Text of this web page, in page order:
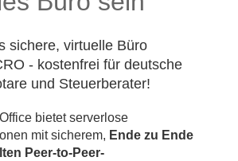
sichere, virtuelle Büro
- kostenfrei für deutsche
und Steuerberater!
Office bietet serverlose
mit sicherem, Ende zu Ende
Peer-to-Peer-